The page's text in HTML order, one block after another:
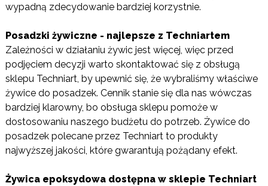
wypadną zdecydowanie bardziej korzystnie.
Posadzki żywiczne - najlepsze z Techniartem
Zależności w działaniu żywic jest więcej, więc przed
podjęciem decyzji warto skontaktować się z obsługą
sklepu Techniart, by upewnić się, że wybraliśmy właściwe
żywice do posadzek. Cennik stanie się dla nas wówczas
bardziej klarowny, bo obsługa sklepu pomoże w
dostosowaniu naszego budżetu do potrzeb. Żywice do
posadzek polecane przez Techniart to produkty
najwyższej jakości, które gwarantują pożądany efekt.
Żywica epoksydowa dostępna w sklepie Techniart